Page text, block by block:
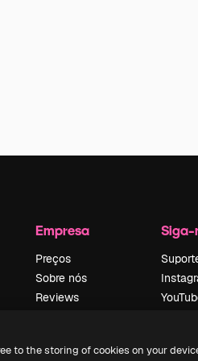
Empresa
Preços
Sobre nós
Reviews
pesquisa
Siga-
to the storing of cookies on your